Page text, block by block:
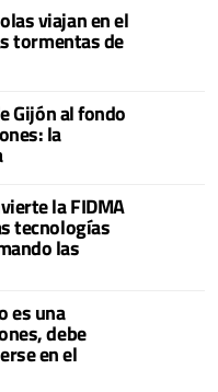
viajan en el
tormentas de
Gijón al fondo
la
la FIDMA
tecnologías
las
es una
debe
en el